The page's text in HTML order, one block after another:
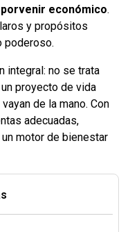
económico.
y propósitos
poderoso.
integral: no se trata
proyecto de vida
de la mano. Con
adecuadas,
motor de bienestar